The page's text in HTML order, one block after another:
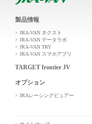
製品情報
JRA-VAN ネクスト
JRA-VAN データラボ
JRA-VAN TRY
JRA-VAN スマホアプリ
TARGET frontier JV
オプション
JRAレーシングビュアー